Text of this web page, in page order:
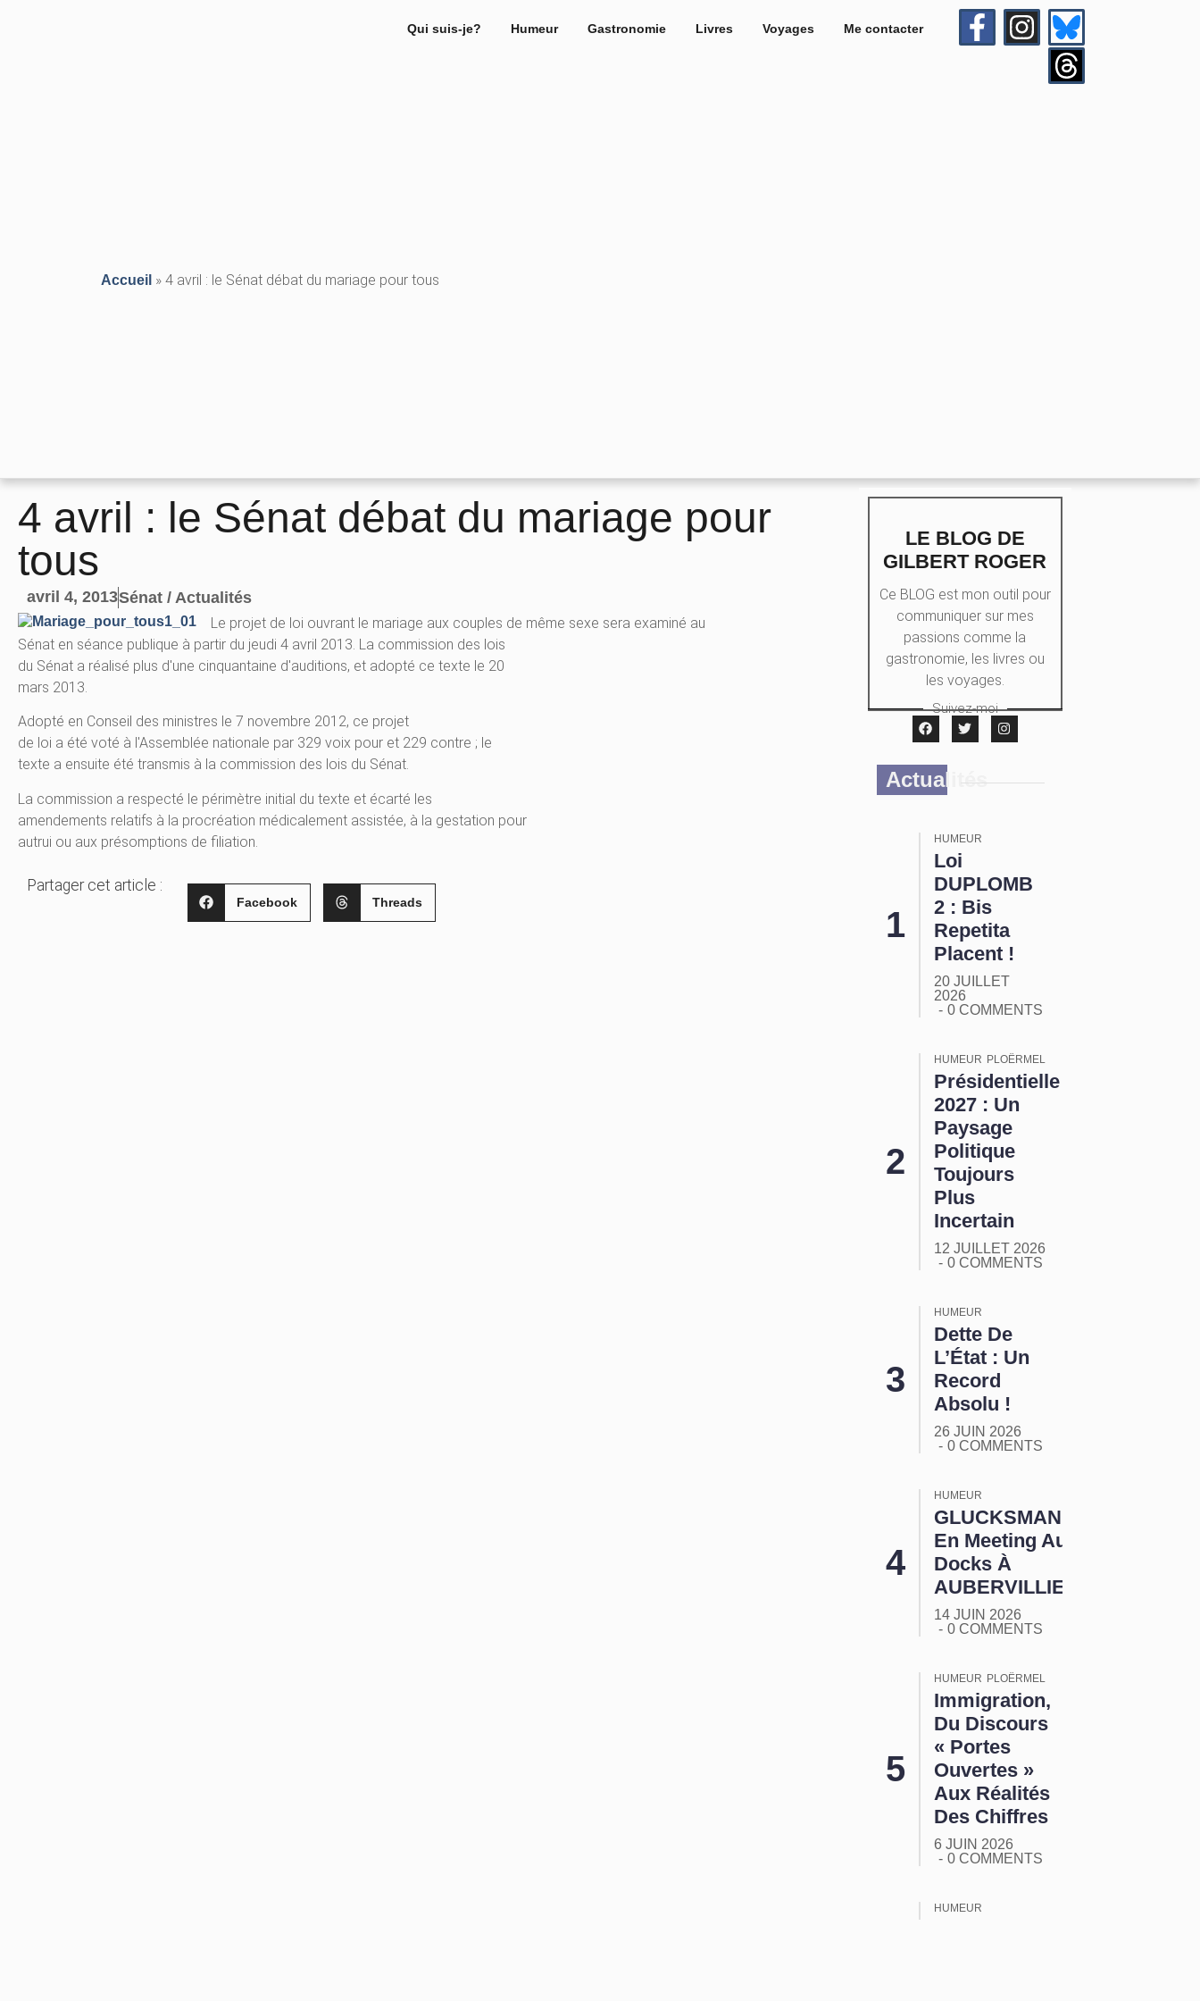
Qui suis-je? Humeur Gastronomie Livres Voyages Me contacter
Accueil » 4 avril : le Sénat débat du mariage pour tous
4 avril : le Sénat débat du mariage pour
tous
avril 4, 2013Sénat / Actualités
Le projet de loi ouvrant le mariage aux couples de même sexe sera examiné au
Sénat en séance publique à partir du jeudi 4 avril 2013. La commission des lois
du Sénat a réalisé plus d'une cinquantaine d'auditions, et adopté ce texte le 20
mars 2013.
Adopté en Conseil des ministres le 7 novembre 2012, ce projet
de loi a été voté à l'Assemblée nationale par 329 voix pour et 229 contre ; le
texte a ensuite été transmis à la commission des lois du Sénat.
La commission a respecté le périmètre initial du texte et écarté les
amendements relatifs à la procréation médicalement assistée, à la gestation pour
autrui ou aux présomptions de filiation.
Partager cet article :
Facebook Threads
LE BLOG DE
GILBERT ROGER
Ce BLOG est mon outil pour
communiquer sur mes
passions comme la
gastronomie, les livres ou
les voyages.
Suivez-moi
Actualités
HUMEUR
Loi
DUPLOMB
2 : Bis
Repetita
Placent !
20 JUILLET
2026
0 COMMENTS
HUMEUR PLOËRMEL
Présidentielle
2027 : Un
Paysage
Politique
Toujours
Plus
Incertain
12 JUILLET 2026
0 COMMENTS
HUMEUR
Dette De
L’État : Un
Record
Absolu !
26 JUIN 2026
0 COMMENTS
HUMEUR
GLUCKSMANN
En Meeting Aux
Docks À
AUBERVILLIERS
14 JUIN 2026
0 COMMENTS
HUMEUR PLOËRMEL
Immigration,
Du Discours
« Portes
Ouvertes »
Aux Réalités
Des Chiffres
6 JUIN 2026
0 COMMENTS
HUMEUR